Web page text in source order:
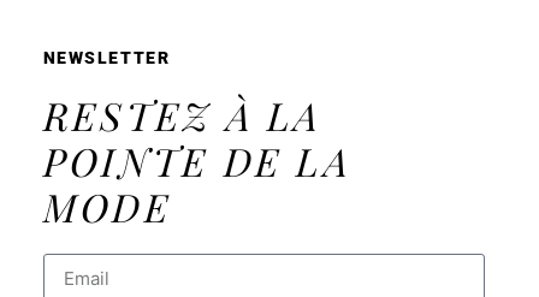
NEWSLETTER
RESTEZ À LA
POINTE DE LA
MODE